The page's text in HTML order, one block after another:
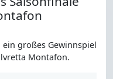
großes Gewinnspiel
Montafon.